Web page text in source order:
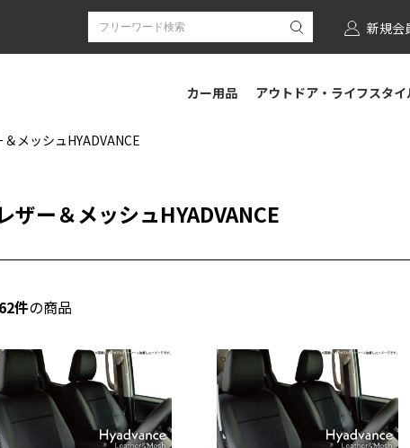
新規会
カー用品 アウトドア・ライフスタ
＆メッシュHYADVANCE
ザー＆メッシュHYADVANCE
件の商品